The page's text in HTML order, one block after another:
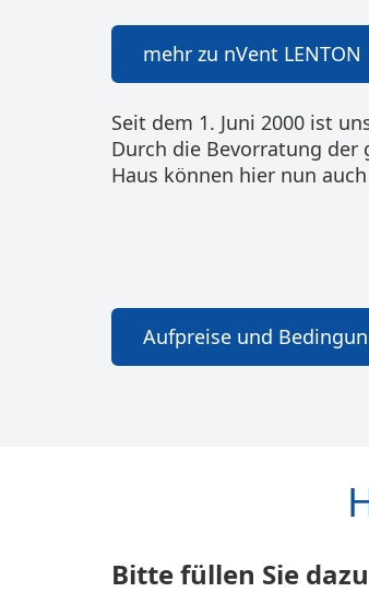
mehr zu nVent LENTON
Seit dem 1. Juni 2000 ist
Durch die Bevorratung der
Haus können hier nun
Bitte füllen Sie